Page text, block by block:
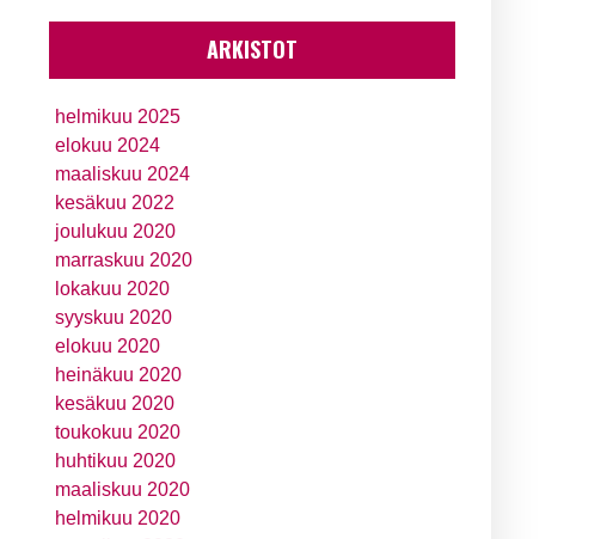
ARKISTOT
helmikuu 2025
elokuu 2024
maaliskuu 2024
kesäkuu 2022
joulukuu 2020
marraskuu 2020
lokakuu 2020
syyskuu 2020
elokuu 2020
heinäkuu 2020
kesäkuu 2020
toukokuu 2020
huhtikuu 2020
maaliskuu 2020
helmikuu 2020